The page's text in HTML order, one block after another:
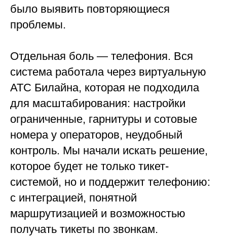
было выявить повторяющиеся
проблемы.
Отдельная боль — телефония. Вся
система работала через виртуальную
АТС Билайна, которая не подходила
для масштабирования: настройки
ограниченные, гарнитуры и сотовые
номера у операторов, неудобный
контроль. Мы начали искать решение,
которое будет не только тикет-
системой, но и поддержит телефонию:
с интеграцией, понятной
маршрутизацией и возможностью
получать тикеты по звонкам.